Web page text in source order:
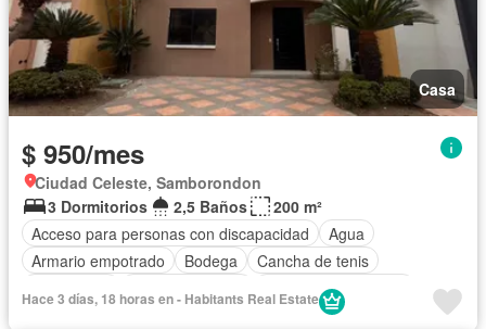
Casa
$ 950/mes
Ciudad Celeste, Samborondon
3 Dormitorios
2,5 Baños
200 m²
Acceso para personas con discapacidad
Agua
Armario empotrado
Bodega
Cancha de tenis
Garita de guardianía
Seguridad
Hace 3 días, 18 horas en - Habitants Real Estate